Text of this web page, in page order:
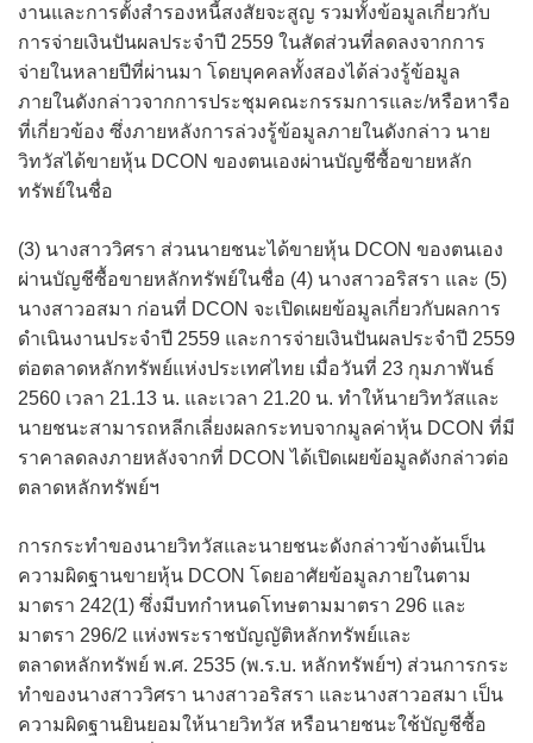
งานและการตั้งสำรองหนี้สงสัยจะสูญ รวมทั้งข้อมูลเกี่ยวกับ
การจ่ายเงินปันผลประจำปี 2559 ในสัดส่วนที่ลดลงจากการ
จ่ายในหลายปีที่ผ่านมา โดยบุคคลทั้งสองได้ล่วงรู้ข้อมูล
ภายในดังกล่าวจากการประชุมคณะกรรมการและ/หรือหารือ
ที่เกี่ยวข้อง ซึ่งภายหลังการล่วงรู้ข้อมูลภายในดังกล่าว นาย
วิทวัสได้ขายหุ้น DCON ของตนเองผ่านบัญชีซื้อขายหลัก
ทรัพย์ในชื่อ
(3) นางสาววิศรา ส่วนนายชนะได้ขายหุ้น DCON ของตนเอง
ผ่านบัญชีซื้อขายหลักทรัพย์ในชื่อ (4) นางสาวอริสรา และ (5)
นางสาวอสมา ก่อนที่ DCON จะเปิดเผยข้อมูลเกี่ยวกับผลการ
ดำเนินงานประจำปี 2559 และการจ่ายเงินปันผลประจำปี 2559
ต่อตลาดหลักทรัพย์แห่งประเทศไทย เมื่อวันที่ 23 กุมภาพันธ์
2560 เวลา 21.13 น. และเวลา 21.20 น. ทำให้นายวิทวัสและ
นายชนะสามารถหลีกเลี่ยงผลกระทบจากมูลค่าหุ้น DCON ที่มี
ราคาลดลงภายหลังจากที่ DCON ได้เปิดเผยข้อมูลดังกล่าวต่อ
ตลาดหลักทรัพย์ฯ
การกระทำของนายวิทวัสและนายชนะดังกล่าวข้างต้นเป็น
ความผิดฐานขายหุ้น DCON โดยอาศัยข้อมูลภายในตาม
มาตรา 242(1) ซึ่งมีบทกำหนดโทษตามมาตรา 296 และ
มาตรา 296/2 แห่งพระราชบัญญัติหลักทรัพย์และ
ตลาดหลักทรัพย์ พ.ศ. 2535 (พ.ร.บ. หลักทรัพย์ฯ) ส่วนการกระ
ทำของนางสาววิศรา นางสาวอริสรา และนางสาวอสมา เป็น
ความผิดฐานยินยอมให้นายวิทวัส หรือนายชนะใช้บัญชีซื้อ